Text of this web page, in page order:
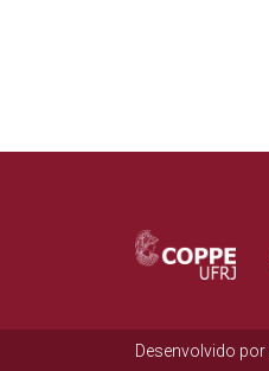
Desenvolvido por